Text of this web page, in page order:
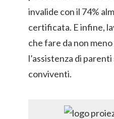
invalide con il 74%
certificata. E infine,
che fare da non meno
l’assistenza di
conviventi.